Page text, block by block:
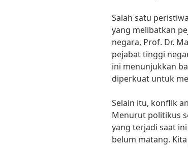
Salah satu
yang melibatkan
negara, Prof. Dr.
pejabat tinggi
ini menunjukkan
diperkuat untuk
Selain itu, konflik
Menurut politikus
yang terjadi saat
belum matang.